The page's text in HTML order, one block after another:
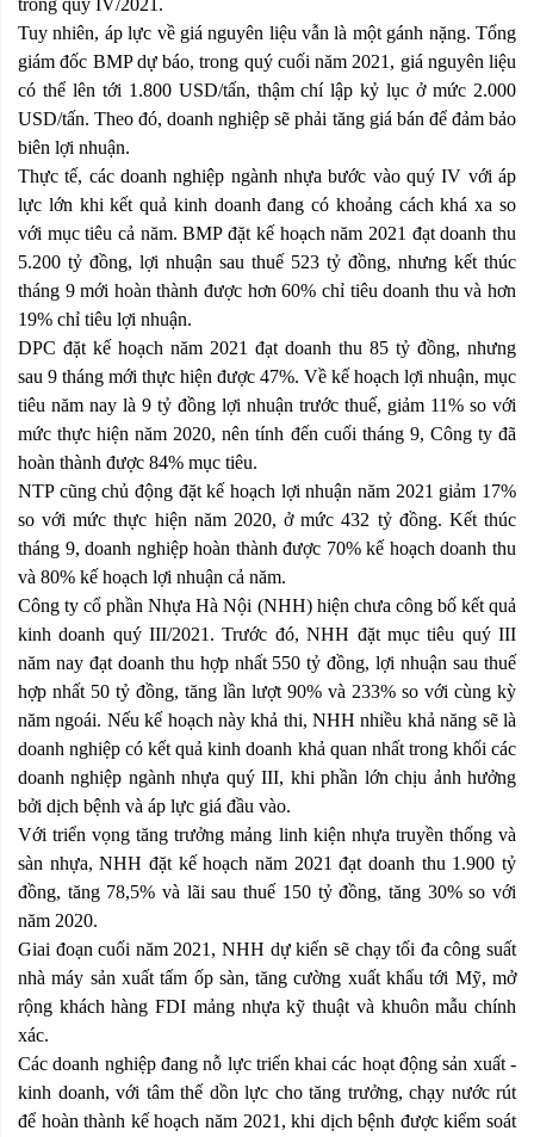
Tuy nhiên, áp lực về giá nguyên liệu vẫn là một gánh nặng. Tổng
giám đốc BMP dự báo, trong quý cuối năm 2021, giá nguyên liệu
có thể lên tới 1.800 USD/tấn, thậm chí lập kỷ lục ở mức 2.000
USD/tấn. Theo đó, doanh nghiệp sẽ phải tăng giá bán để đảm bảo
biên lợi nhuận.
Thực tế, các doanh nghiệp ngành nhựa bước vào quý IV với áp
lực lớn khi kết quả kinh doanh đang có khoảng cách khá xa so
với mục tiêu cả năm. BMP đặt kế hoạch năm 2021 đạt doanh thu
5.200 tỷ đồng, lợi nhuận sau thuế 523 tỷ đồng, nhưng kết thúc
tháng 9 mới hoàn thành được hơn 60% chỉ tiêu doanh thu và hơn
19% chỉ tiêu lợi nhuận.
DPC đặt kế hoạch năm 2021 đạt doanh thu 85 tỷ đồng, nhưng
sau 9 tháng mới thực hiện được 47%. Về kế hoạch lợi nhuận, mục
tiêu năm nay là 9 tỷ đồng lợi nhuận trước thuế, giảm 11% so với
mức thực hiện năm 2020, nên tính đến cuối tháng 9, Công ty đã
hoàn thành được 84% mục tiêu.
NTP cũng chủ động đặt kế hoạch lợi nhuận năm 2021 giảm 17%
so với mức thực hiện năm 2020, ở mức 432 tỷ đồng. Kết thúc
tháng 9, doanh nghiệp hoàn thành được 70% kế hoạch doanh thu
và 80% kế hoạch lợi nhuận cả năm.
Công ty cổ phần Nhựa Hà Nội (NHH) hiện chưa công bố kết quả
kinh doanh quý III/2021. Trước đó, NHH đặt mục tiêu quý III
năm nay đạt doanh thu hợp nhất 550 tỷ đồng, lợi nhuận sau thuế
hợp nhất 50 tỷ đồng, tăng lần lượt 90% và 233% so với cùng kỳ
năm ngoái. Nếu kế hoạch này khả thi, NHH nhiều khả năng sẽ là
doanh nghiệp có kết quả kinh doanh khả quan nhất trong khối các
doanh nghiệp ngành nhựa quý III, khi phần lớn chịu ảnh hưởng
bởi dịch bệnh và áp lực giá đầu vào.
Với triển vọng tăng trưởng mảng linh kiện nhựa truyền thống và
sàn nhựa, NHH đặt kế hoạch năm 2021 đạt doanh thu 1.900 tỷ
đồng, tăng 78,5% và lãi sau thuế 150 tỷ đồng, tăng 30% so với
năm 2020.
Giai đoạn cuối năm 2021, NHH dự kiến sẽ chạy tối đa công suất
nhà máy sản xuất tấm ốp sàn, tăng cường xuất khẩu tới Mỹ, mở
rộng khách hàng FDI mảng nhựa kỹ thuật và khuôn mẫu chính
xác.
Các doanh nghiệp đang nỗ lực triển khai các hoạt động sản xuất -
kinh doanh, với tâm thế dồn lực cho tăng trưởng, chạy nước rút
để hoàn thành kế hoạch năm 2021, khi dịch bệnh được kiểm soát